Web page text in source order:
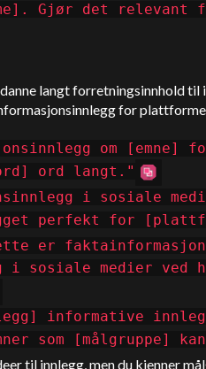
Gjør det relevant
langt forretningsinnhold til
for
om [emne]
ord langt."
i sosiale
perfekt for
er
sosiale medier ved
informative
som
til innlegg, men du kjenner